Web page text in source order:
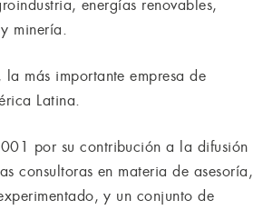
energías renovables,
minería.
más importante empresa de
Latina.
por su contribución a la difusión
consultoras en materia de asesoría,
y un conjunto de